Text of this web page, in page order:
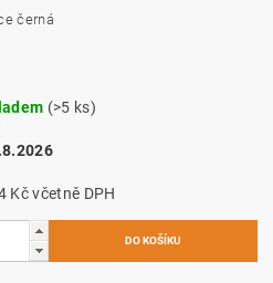
černá
(>5 ks)
764 Kč včetně DPH